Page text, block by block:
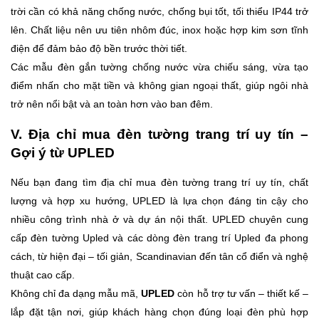
trời cần có khả năng chống nước, chống bụi tốt, tối thiểu IP44 trở
lên. Chất liệu nên ưu tiên nhôm đúc, inox hoặc hợp kim sơn tĩnh
điện để đảm bảo độ bền trước thời tiết.
Các mẫu đèn gắn tường chống nước vừa chiếu sáng, vừa tạo
điểm nhấn cho mặt tiền và không gian ngoại thất, giúp ngôi nhà
trở nên nổi bật và an toàn hơn vào ban đêm.
V. Địa chỉ mua đèn tường trang trí uy tín –
Gợi ý từ UPLED
Nếu bạn đang tìm địa chỉ mua đèn tường trang trí uy tín, chất
lượng và hợp xu hướng, UPLED là lựa chọn đáng tin cậy cho
nhiều công trình nhà ở và dự án nội thất. UPLED chuyên cung
cấp đèn tường Upled và các dòng đèn trang trí Upled đa phong
cách, từ hiện đại – tối giản, Scandinavian đến tân cổ điển và nghệ
thuật cao cấp.
Không chỉ đa dạng mẫu mã,UPLEDcòn hỗ trợ tư vấn – thiết kế –
lắp đặt tận nơi, giúp khách hàng chọn đúng loại đèn phù hợp